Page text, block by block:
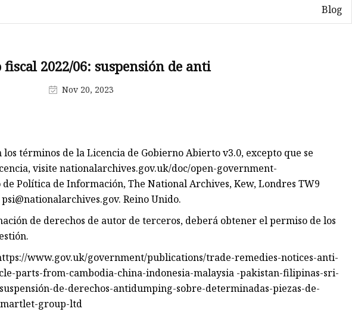
móviles
herramienta
eléctricas
Blog
fiscal 2022/06: suspensión de anti
Nov 20, 2023
términos de la Licencia de Gobierno Abierto v3.0, excepto que se
visite nationalarchives.gov.uk/doc/open-government-
Política de Información, The National Archives, Kew, Londres TW9
psi@nationalarchives.gov. Reino Unido.
de derechos de autor de terceros, deberá obtener el permiso de los
www.gov.uk/government/publications/trade-remedies-notices-anti-
parts-from-cambodia-china-indonesia-malaysia -pakistan-filipinas-sri-
de-derechos-antidumping-sobre-determinadas-piezas-de-
group-ltd